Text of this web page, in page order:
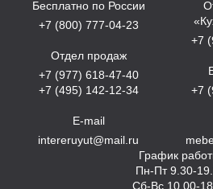
Бесплатно по России
+7 (800) 777-04-23
Отдел продаж
+7 (977) 618-47-40
+7 (495) 142-12-34
E-mail
intereruyut@mail.ru
+7
+7
График
Пн-Пт 9.30-
Сб-Вс 10.00-